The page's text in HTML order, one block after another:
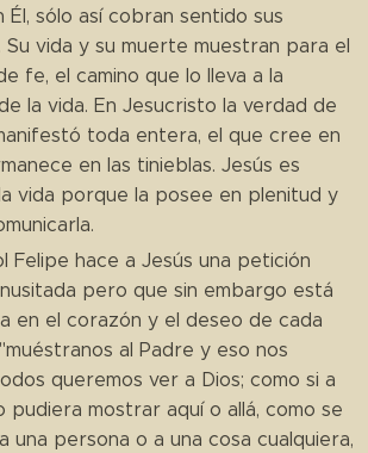
Él, sólo así cobran sentido sus
Su vida y su muerte muestran para el
fe, el camino que lo lleva a la
la vida. En Jesucristo la verdad de
toda entera, el que cree en
en las tinieblas. Jesús es
vida porque la posee en plenitud y
Felipe hace a Jesús una petición
pero que sin embargo está
en el corazón y el deseo de cada
al Padre y eso nos
queremos ver a Dios; como si a
pudiera mostrar aquí o allá, como se
una persona o a una cosa cualquiera,